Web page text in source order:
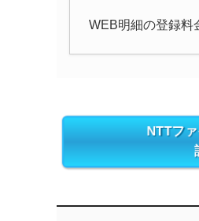
WEB明細の登録料
NTTフ